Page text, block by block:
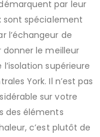
par leur
sont spécialement
l’échangeur de
le meilleur
supérieure
York. Il n’est pas
sur votre
des éléments
c’est plutôt de